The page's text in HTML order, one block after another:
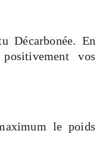
Décarbonée. En
vos
le poids